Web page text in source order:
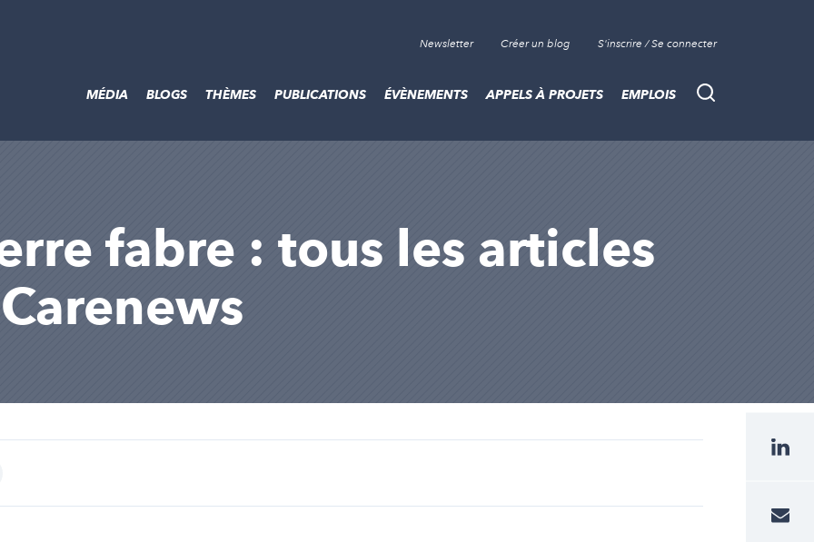
Newsletter Créer un blog S'inscrire / Se connecter
Recherche
MÉDIA BLOGS THÈMES PUBLICATIONS ÉVÈNEMENTS APPELS À PROJETS EMPLOIS
fabre : tous les articles